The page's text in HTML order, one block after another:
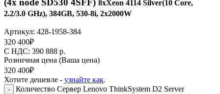
(4x node SD530 4SFF) 8xXeon 4114 Silver(10 Core,
2.2/3.0 GHz), 384GB, 530-8i, 2x2000W
Артикул: 428-1958-384
320 400₽
C НДС: 390 888 р.
Розничная цена (Ваша цена)
320 400₽
Хотите дешевле - узнайте как.
-
Количество Сервер Lenovo ThinkSystem D2 Server